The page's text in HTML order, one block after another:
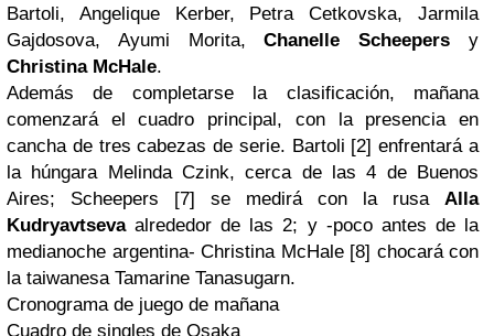
Bartoli, Angelique Kerber, Petra Cetkovska, Jarmila
Gajdosova, Ayumi Morita,Chanelle Scheepers y
Christina McHale.
Además de completarse la clasificación, mañana
comenzará el cuadro principal, con la presencia en
cancha de tres cabezas de serie. Bartoli [2] enfrentará a
la húngara Melinda Czink, cerca de las 4 de Buenos
Aires; Scheepers [7] se medirá con la rusa Alla
Kudryavtsevaalrededor de las 2; y -poco antes de la
medianoche argentina- Christina McHale [8] chocará con
la taiwanesa Tamarine Tanasugarn.
Cronograma de juego de mañana
Cuadro de singles de Osaka